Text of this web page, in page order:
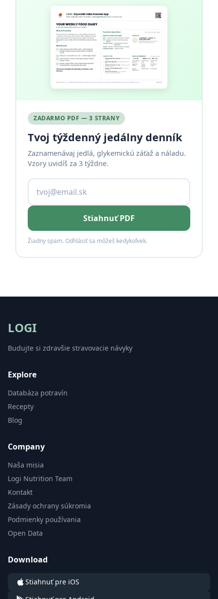
ZADARMO PDF — 3 STRANY
Tvoj týždenný jedálny denník
Zaznamenávaj jedlá, glykemickú záťaž a náladu.
Vzory uvidíš za 3 týždne.
Stiahnuť PDF
Žiadny spam. Odhlásiť sa môžeš kedykoľvek.
LOGI
Budujte si zdravšie stravovacie návyky
Explore
Databáza potravín
Recepty
Blog
Company
Naša misia
Logi Nutrition Team
Kontakt
Zásady ochrany súkromia
Podmienky používania
Open Data
Download
Stiahnuť pre iOS